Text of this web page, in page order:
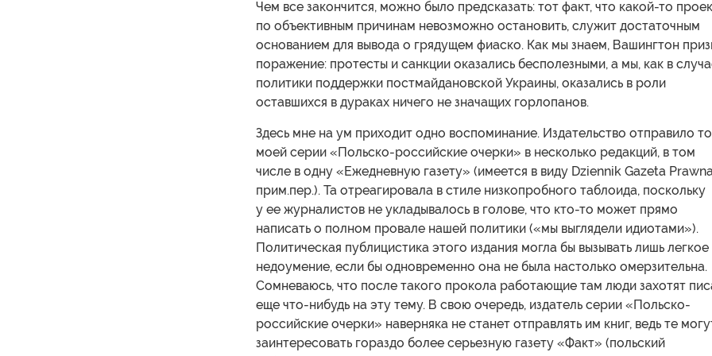
Чем все закончится, можно было предсказать: тот факт, что какой-то
по объективным причинам невозможно остановить, служит достаточным
основанием для вывода о грядущем фиаско. Как мы знаем, Вашингтон
поражение: протесты и санкции оказались бесполезными, а мы, как в
политики поддержки постмайдановской Украины, оказались в роли
оставшихся в дураках ничего не значащих горлопанов.
Здесь мне на ум приходит одно воспоминание. Издательство отправило
моей серии «Польско-российские очерки» в несколько редакций, в том
числе в одну «Ежедневную газету» (имеется в виду Dziennik Gazeta
прим.пер.). Та отреагировала в стиле низкопробного таблоида, поскольку
у ее журналистов не укладывалось в голове, что кто-то может прямо
написать о полном провале нашей политики («мы выглядели идиотами»).
Политическая публицистика этого издания могла бы вызывать лишь легкое
недоумение, если бы одновременно она не была настолько омерзительна.
Сомневаюсь, что после такого прокола работающие там люди захотят
еще что-нибудь на эту тему. В свою очередь, издатель серии «Польско-
российские очерки» наверняка не станет отправлять им книг, ведь те
заинтересовать гораздо более серьезную газету «Факт» (польский